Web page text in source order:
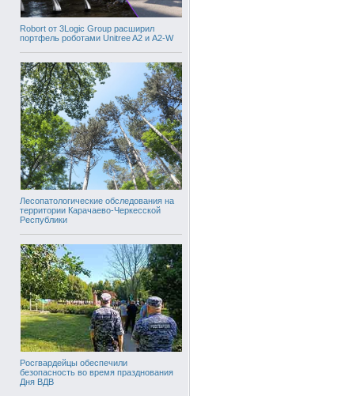
Robort от 3Logic Group расширил
портфель роботами Unitree A2 и A2-W
Лесопатологические обследования на
территории Карачаево-Черкесской
Республики
Росгвардейцы обеспечили
безопасность во время празднования
Дня ВДВ